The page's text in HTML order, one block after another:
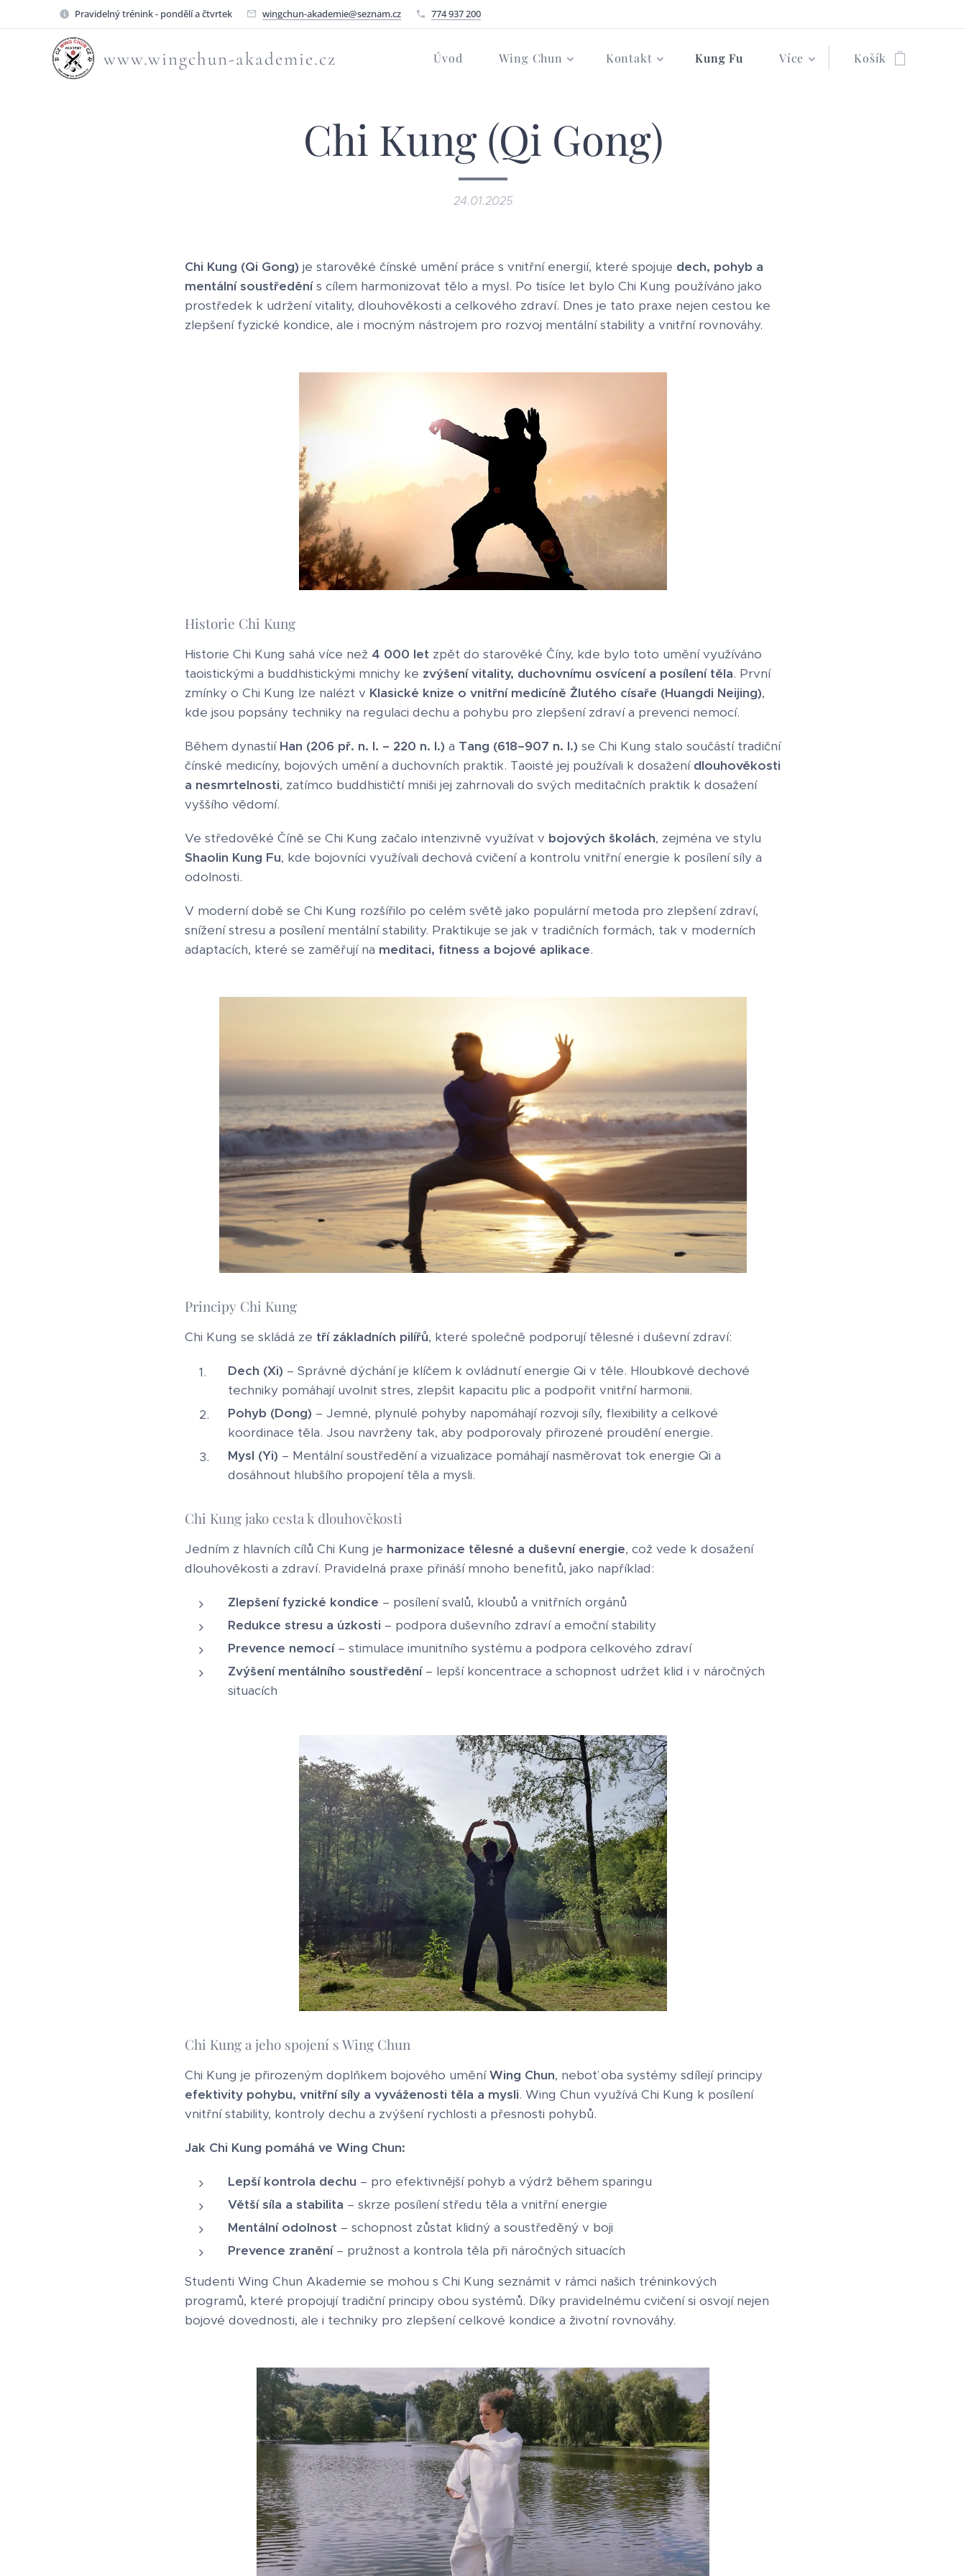
Pravidelný trénink - pondělí a čtvrtek wingchun-akademie@seznam.cz 774 937 200
www.wingchun-akademie.cz Úvod Wing Chun Kontakt Kung Fu Více Košík
Chi Kung (Qi Gong)
24.01.2025
Chi Kung (Qi Gong) je starověké čínské umění práce s vnitřní energií, které spojuje dech, pohyb a
mentální soustředěnís cílem harmonizovat tělo a mysl. Po tisíce let bylo Chi Kung používáno jako
prostředek k udržení vitality, dlouhověkosti a celkového zdraví. Dnes je tato praxe nejen cestou ke
zlepšení fyzické kondice, ale i mocným nástrojem pro rozvoj mentální stability a vnitřní rovnováhy.
Historie Chi Kung
Historie Chi Kung sahá více než 4 000 let zpět do starověké Číny, kde bylo toto umění využíváno
taoistickými a buddhistickými mnichy ke zvýšení vitality, duchovnímu osvícení a posílení těla. První
zmínky o Chi Kung lze nalézt v Klasické knize o vnitřní medicíně Žlutého císaře (Huangdi Neijing),
kde jsou popsány techniky na regulaci dechu a pohybu pro zlepšení zdraví a prevenci nemocí.
Během dynastií Han (206 př. n. l. – 220 n. l.) a Tang (618–907 n. l.) se Chi Kung stalo součástí tradiční
čínské medicíny, bojových umění a duchovních praktik. Taoisté jej používali k dosažení dlouhověkosti
a nesmrtelnosti, zatímco buddhističtí mniši jej zahrnovali do svých meditačních praktik k dosažení
vyššího vědomí.
Ve středověké Číně se Chi Kung začalo intenzivně využívat v bojových školách, zejména ve stylu
Shaolin Kung Fu, kde bojovníci využívali dechová cvičení a kontrolu vnitřní energie k posílení síly a
odolnosti.
V moderní době se Chi Kung rozšířilo po celém světě jako populární metoda pro zlepšení zdraví,
snížení stresu a posílení mentální stability. Praktikuje se jak v tradičních formách, tak v moderních
adaptacích, které se zaměřují na meditaci, fitness a bojové aplikace.
Principy Chi Kung
Chi Kung se skládá ze tří základních pilířů, které společně podporují tělesné i duševní zdraví:
Dech (Xi) – Správné dýchání je klíčem k ovládnutí energie Qi v těle. Hloubkové dechové
techniky pomáhají uvolnit stres, zlepšit kapacitu plic a podpořit vnitřní harmonii.
Pohyb (Dong) – Jemné, plynulé pohyby napomáhají rozvoji síly, flexibility a celkové
koordinace těla. Jsou navrženy tak, aby podporovaly přirozené proudění energie.
Mysl (Yi) – Mentální soustředění a vizualizace pomáhají nasměrovat tok energie Qi a
dosáhnout hlubšího propojení těla a mysli.
Chi Kung jako cesta k dlouhověkosti
Jedním z hlavních cílů Chi Kung je harmonizace tělesné a duševní energie, což vede k dosažení
dlouhověkosti a zdraví. Pravidelná praxe přináší mnoho benefitů, jako například:
Zlepšení fyzické kondice – posílení svalů, kloubů a vnitřních orgánů
Redukce stresu a úzkosti – podpora duševního zdraví a emoční stability
Prevence nemocí– stimulace imunitního systému a podpora celkového zdraví
Zvýšení mentálního soustředění– lepší koncentrace a schopnost udržet klid i v náročných
situacích
Chi Kung a jeho spojení s Wing Chun
Chi Kung je přirozeným doplňkem bojového uměníWing Chun, neboť oba systémy sdílejí principy
efektivity pohybu, vnitřní síly a vyváženosti těla a mysli. Wing Chun využívá Chi Kung k posílení
vnitřní stability, kontroly dechu a zvýšení rychlosti a přesnosti pohybů.
Jak Chi Kung pomáhá ve Wing Chun:
Lepší kontrola dechu – pro efektivnější pohyb a výdrž během sparingu
Větší síla a stabilita – skrze posílení středu těla a vnitřní energie
Mentální odolnost – schopnost zůstat klidný a soustředěný v boji
Prevence zranění– pružnost a kontrola těla při náročných situacích
Studenti Wing Chun Akademie se mohou s Chi Kung seznámit v rámci našich tréninkových
programů, které propojují tradiční principy obou systémů. Díky pravidelnému cvičení si osvojí nejen
bojové dovednosti, ale i techniky pro zlepšení celkové kondice a životní rovnováhy.